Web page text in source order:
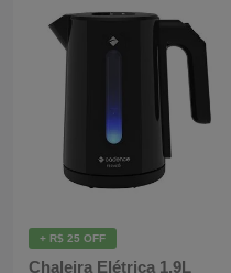
+ R$ 25 OFF
Chaleira Elétrica 1,9L
Mixers
Coifas
Churrasqueiras
Panelas Elétricas